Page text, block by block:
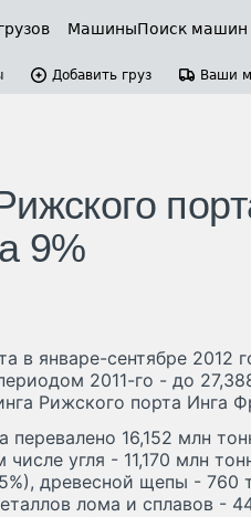
МашиныПоиск машин
Добавить груз Ваши
9%
в январе-сентябре 2012
2011-го - до
Рижского порта Инга
16,152 млн
угля - 11,170 млн
древесной щепы - 760
лома и сплавов -